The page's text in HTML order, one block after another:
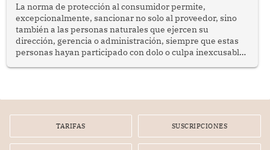
La norma de protección al consumidor permite,
excepcionalmente, sancionar no solo al proveedor, sino
también a las personas naturales que ejercen su
dirección, gerencia o administración, siempre que estas
personas hayan participado con dolo o culpa inexcusable
por la frustrada realización de un meet and greet con
TARIFAS SUSCRIPCIONES